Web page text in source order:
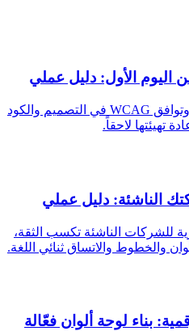
اليوم الأول: دليل عملي
لماذا يكون دمج إمكانية الوصول وتوافق WCAG في التصميم والكود
تهيئتها لاحقاً.
الناشئة: دليل عملي
للشركات الناشئة تكسب الثقة،
والخطوط والاتساق ثنائي اللغة.
بناء لوحة ألوان فعّالة